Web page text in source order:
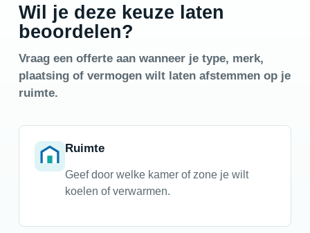
Wil je deze keuze laten
beoordelen?
Vraag een offerte aan wanneer je type, merk,
plaatsing of vermogen wilt laten afstemmen op je
ruimte.
Ruimte
Geef door welke kamer of zone je wilt
koelen of verwarmen.